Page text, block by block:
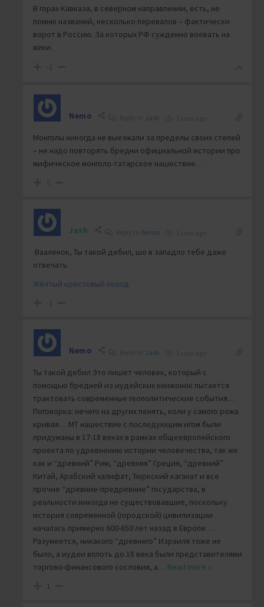
В горах Кавказа, в северном направлении, есть, не
помню названий, несколько перевалов – фактически
ворот в Россию. За которых РФ сужденно воевать на
веки.
-1
Nemo Jash
Монголы никогда не выезжали за пределы своих степей
– не надо повторять бредни официальной истории про
мифическое монголо-татарское нашествие…
Jash Nemo
Вааленок, Ты такой дебил, шо в западло тебе даже
отвечать.
Жёлтый крестовый поход
-1
Nemo Jash
Ты такой дебил Это пишет человек, который с
помощью бредней из иудейских книжонок пытается
трактовать современные геополитические события…
Поговорка: нечего на других пенять, коли у самого рожа
кривая… МТ нашествие с последующим игом были
придуманы в 17-18 веках в рамках общеевропейского
проекта по удревнению истории человечества, так же
как и “древний” Рим, “древняя” Греция, “древний”
Китай, Арабский халифат, Тюркский каганат и все
прочие “древние-предревние” государства, в
реальности никогда не существовавшие, поскольку
история современной (городской) цивилизации
началась примерно 600-650 лет назад в Европе…
Разумеется, никакого “древнего” Израиля тоже не
было, а иудеи вплоть до 18 века были представителями
торгово-финансового сословия, а… Read more »
1